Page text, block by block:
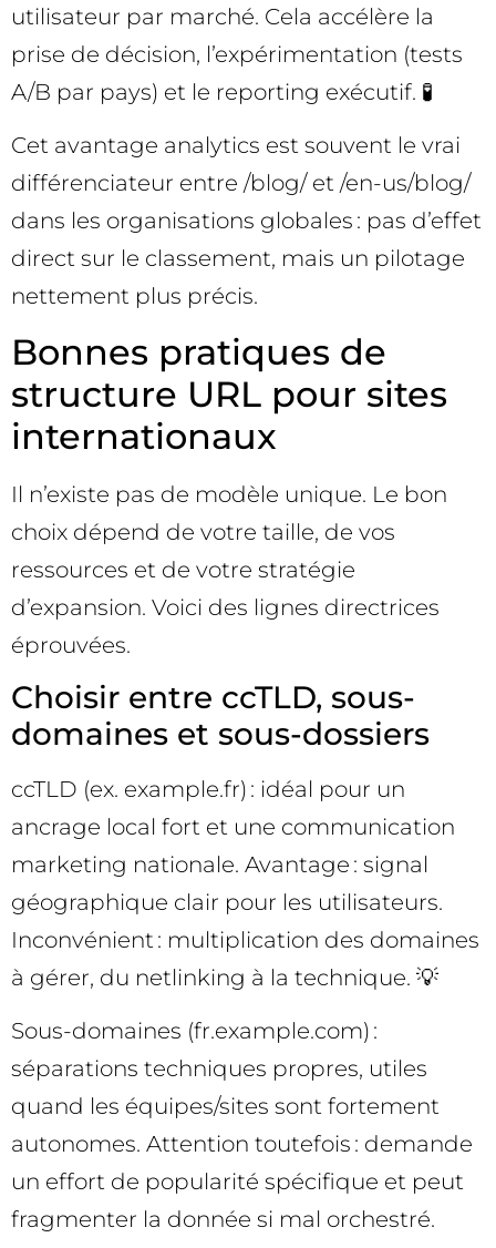
utilisateur par marché. Cela accélère la
prise de décision, l’expérimentation (tests
A/B par pays) et le reporting exécutif. 🧪
Cet avantage analytics est souvent le vrai
différenciateur entre /blog/ et /en-us/blog/
dans les organisations globales : pas d’effet
direct sur le classement, mais un pilotage
nettement plus précis.
Bonnes pratiques de
structure URL pour sites
internationaux
Il n’existe pas de modèle unique. Le bon
choix dépend de votre taille, de vos
ressources et de votre stratégie
d’expansion. Voici des lignes directrices
éprouvées.
Choisir entre ccTLD, sous-
domaines et sous-dossiers
ccTLD (ex. example.fr) : idéal pour un
ancrage local fort et une communication
marketing nationale. Avantage : signal
géographique clair pour les utilisateurs.
Inconvénient : multiplication des domaines
à gérer, du netlinking à la technique. 💡
Sous-domaines (fr.example.com) :
séparations techniques propres, utiles
quand les équipes/sites sont fortement
autonomes. Attention toutefois : demande
un effort de popularité spécifique et peut
fragmenter la donnée si mal orchestré.